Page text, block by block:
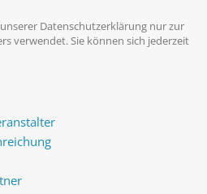
Datenschutzerklärung nur zur
verwendet. Sie können sich jederzeit